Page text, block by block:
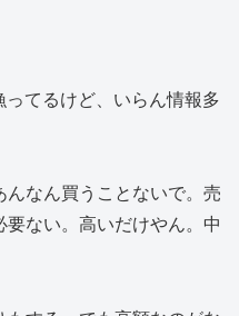
てるけど、いらん情報多
なん買うことないで。売
要ない。高いだけやん。中